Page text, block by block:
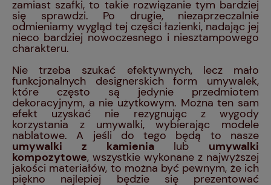
zamiast szafki, to takie rozwiązanie tym bardziej
się sprawdzi. Po drugie, niezaprzeczalnie
odmieniamy wygląd tej części łazienki, nadając jej
nieco bardziej nowoczesnego i niesztampowego
charakteru.
Nie trzeba szukać efektywnych, lecz mało
funkcjonalnych designerskich form umywalek,
które często są jedynie przedmiotem
dekoracyjnym, a nie użytkowym. Można ten sam
efekt uzyskać nie rezygnując z wygody
korzystania z umywalki, wybierając modele
nablatowe. A jeśli do tego będą to nasze
umywalki z kamienialub umywalki
kompozytowe, wszystkie wykonane z najwyższej
jakości materiałów, to można być pewnym, że ich
piękno najlepiej będzie się prezentować